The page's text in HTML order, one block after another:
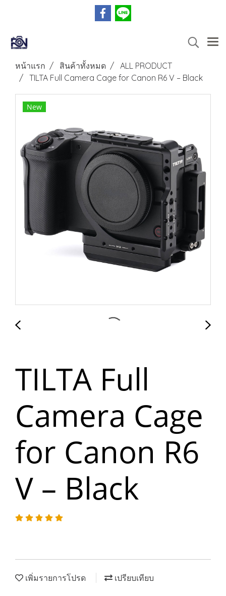
หน้าแรก สินค้าทั้งหมด
ALL PRODUCT
TILTA Full Camera Cage for Canon R6 V – Black
New
TILTA Full
Camera Cage
for Canon R6
V – Black
เพิ่มรายการโปรด เปรียบเทียบ